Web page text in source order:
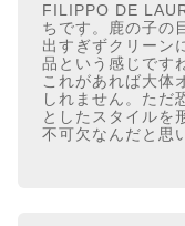
FILIPPO DE
ちです。鹿の子の
出すぎずクリーン
品という感じです
これがあれば大体
しれません。ただ
としたスタイルを
不可欠なんだと思